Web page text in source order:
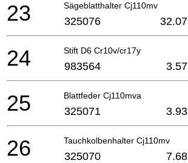
Sägeblatthalter Cj110mv
23 325076 32.07
Stift D6 Cr10v/cr17y
24 983564 3.57
Blattfeder Cj110mva
25 325071 3.93
Tauchkolbenhalter Cj110mv
26 325070 7.68